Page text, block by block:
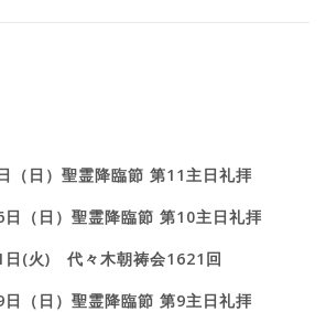
（日）聖霊降臨節 第11主日礼拝
（日）聖霊降臨節 第10主日礼拝
日(火) 代々木朝祷会1621回
（日）聖霊降臨節 第9主日礼拝